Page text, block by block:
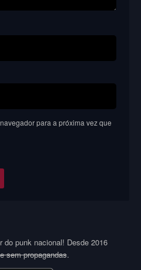
para a próxima vez que
do punk nacional! Desde 2016
sem propagandas.